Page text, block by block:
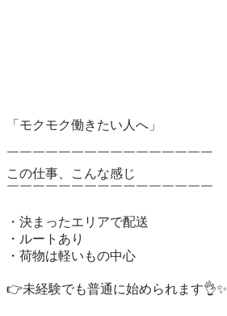
「モクモク働きたい人へ」
￣￣￣￣￣￣￣￣￣￣￣￣￣￣￣￣
この仕事、こんな感じ
￣￣￣￣￣￣￣￣￣￣￣￣￣￣￣￣
・決まったエリアで配送
・ルートあり
・荷物は軽いもの中心
👉未経験でも普通に始められます👌✨